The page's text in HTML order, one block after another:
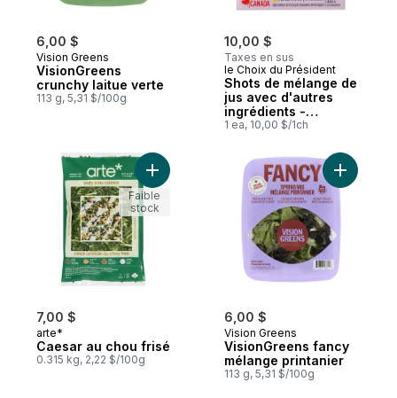
6,00 $
Vision Greens
VisionGreens
crunchy laitue verte
113 g, 5,31 $/100g
10,00 $
Taxes en sus
le Choix du Président
Shots de mélange de
jus avec d'autres
ingrédients -
gingembre et citron
1 ea, 10,00 $/1ch
7,00 $
arte*
Caesar au chou frisé
0.315 kg, 2,22 $/100g
Ajouter Caesar au chou frisé au panier
Faible
stock
6,00 $
Vision Greens
VisionGreens fancy
mélange printanier
113 g, 5,31 $/100g
Ajouter